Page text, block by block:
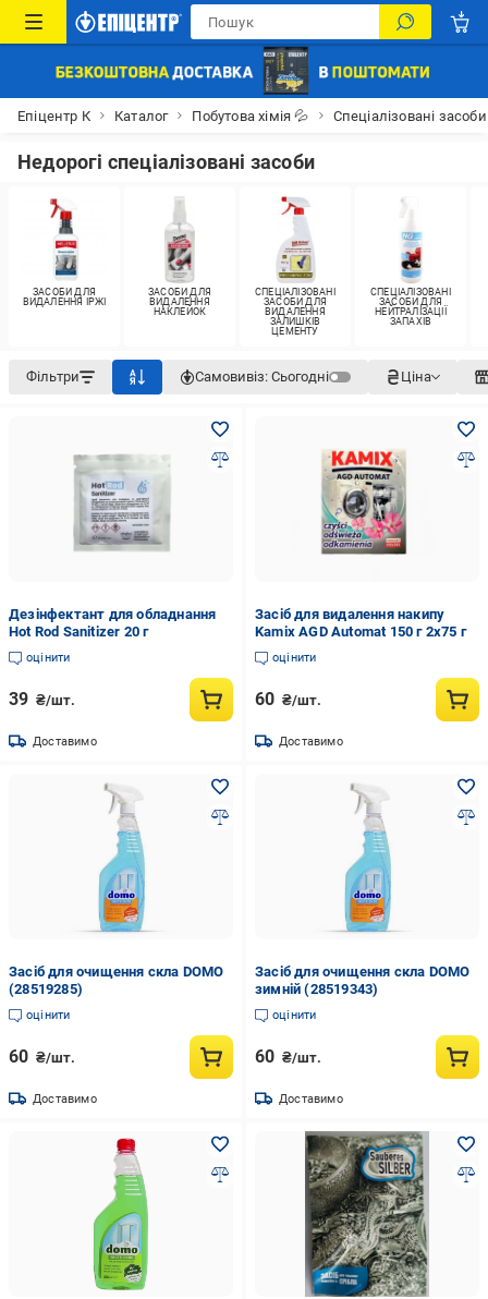
Епіцентр К Каталог Побутова хімія 💦 Спеціалізовані засоби
Недорогі спеціалізовані засоби
ЗАСОБИ ДЛЯ
ВИДАЛЕННЯ ІРЖІ
ЗАСОБИ ДЛЯ
ВИДАЛЕННЯ
НАКЛЕЙОК
СПЕЦІАЛІЗОВАНІ
ЗАСОБИ ДЛЯ
ВИДАЛЕННЯ
ЗАЛИШКІВ
ЦЕМЕНТУ
СПЕЦІАЛІЗОВАНІ
ЗАСОБИ ДЛЯ
НЕЙТРАЛІЗАЦІЇ
ЗАПАХІВ
Фільтри Самовивіз: Сьогодні Ціна
Дезінфектант для обладнання
Hot Rod Sanitizer 20 г
оцінити
39 ₴/шт.
Доставимо
Засіб для видалення накипу
Kamix AGD Automat 150 г 2x75 г
оцінити
60 ₴/шт.
Доставимо
Засіб для очищення скла DOMO
(28519285)
оцінити
60 ₴/шт.
Доставимо
Засіб для очищення скла DOMO
зимній (28519343)
оцінити
60 ₴/шт.
Доставимо